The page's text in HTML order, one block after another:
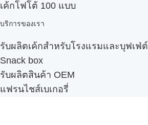
เค้กโฟโต้ 100 แบบ
บริการของเรา
รับผลิตเค้กสำหรับโรงแรมและบุฟเฟ่ต์
Snack box
รับผลิตสินค้า OEM
แฟรนไชส์เบเกอรี่